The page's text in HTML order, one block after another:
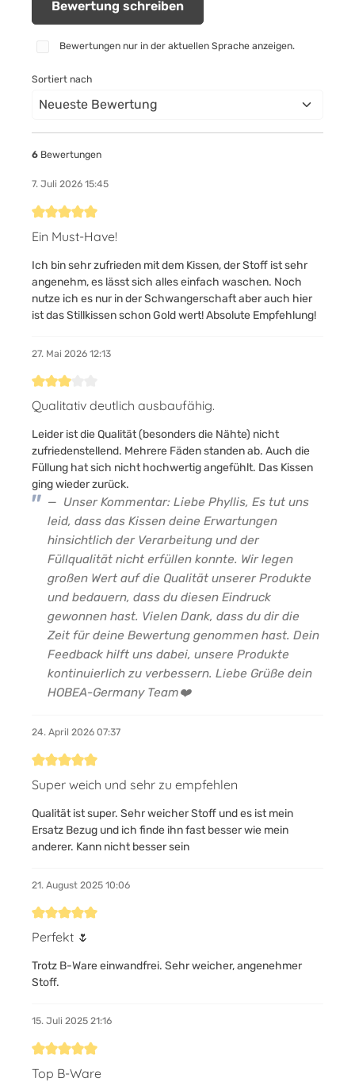
Bewertung schreiben
Bewertungen nur in der aktuellen Sprache anzeigen.
Sortiert nach
6 Bewertungen
7. Juli 2026 15:45
Bewertung mit 5 von 5 Sternen
Ein Must-Have!
Ich bin sehr zufrieden mit dem Kissen, der Stoff ist sehr
angenehm, es lässt sich alles einfach waschen. Noch
nutze ich es nur in der Schwangerschaft aber auch hier
ist das Stillkissen schon Gold wert! Absolute Empfehlung!
27. Mai 2026 12:13
Bewertung mit 3 von 5 Sternen
Qualitativ deutlich ausbaufähig.
Leider ist die Qualität (besonders die Nähte) nicht
zufriedenstellend. Mehrere Fäden standen ab. Auch die
Füllung hat sich nicht hochwertig angefühlt. Das Kissen
ging wieder zurück.
Unser Kommentar: Liebe Phyllis, Es tut uns
leid, dass das Kissen deine Erwartungen
hinsichtlich der Verarbeitung und der
Füllqualität nicht erfüllen konnte. Wir legen
großen Wert auf die Qualität unserer Produkte
und bedauern, dass du diesen Eindruck
gewonnen hast. Vielen Dank, dass du dir die
Zeit für deine Bewertung genommen hast. Dein
Feedback hilft uns dabei, unsere Produkte
kontinuierlich zu verbessern. Liebe Grüße dein
HOBEA-Germany Team❤️
24. April 2026 07:37
Bewertung mit 5 von 5 Sternen
Super weich und sehr zu empfehlen
Qualität ist super. Sehr weicher Stoff und es ist mein
Ersatz Bezug und ich finde ihn fast besser wie mein
anderer. Kann nicht besser sein
21. August 2025 10:06
Bewertung mit 5 von 5 Sternen
Perfekt 🌷
Trotz B-Ware einwandfrei. Sehr weicher, angenehmer
Stoff.
15. Juli 2025 21:16
Bewertung mit 5 von 5 Sternen
Top B-Ware